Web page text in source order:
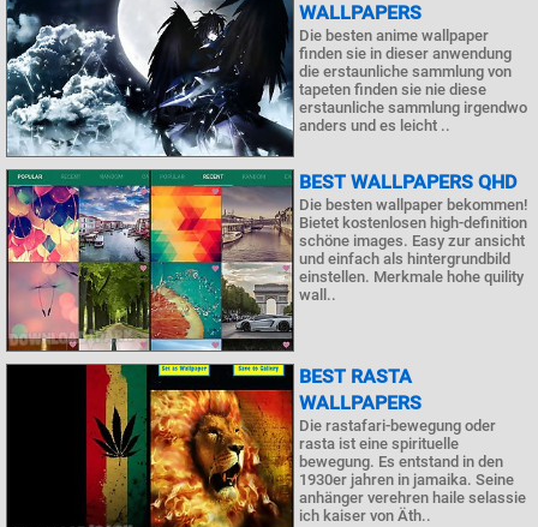
WALLPAPERS
Die besten anime wallpaper
finden sie in dieser anwendung
die erstaunliche sammlung von
tapeten finden sie nie diese
erstaunliche sammlung irgendwo
anders und es leicht ..
BEST WALLPAPERS QHD
Die besten wallpaper bekommen!
Bietet kostenlosen high-definition
schöne images. Easy zur ansicht
und einfach als hintergrundbild
einstellen. Merkmale hohe quility
wall..
BEST RASTA
WALLPAPERS
Die rastafari-bewegung oder
rasta ist eine spirituelle
bewegung. Es entstand in den
1930er jahren in jamaika. Seine
anhänger verehren haile selassie
ich kaiser von Äth..